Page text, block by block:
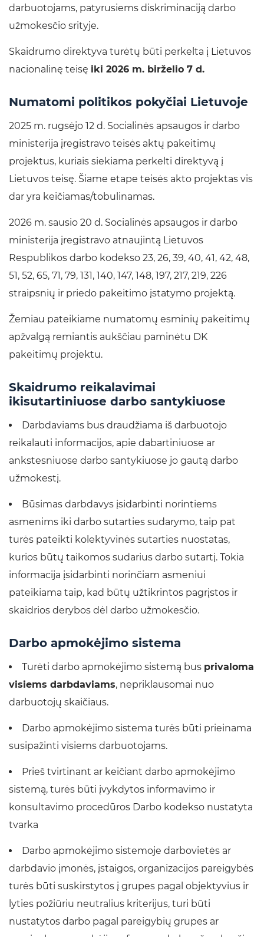
darbuotojams, patyrusiems diskriminaciją darbo
užmokesčio srityje.
Skaidrumo direktyva turėtų būti perkelta į Lietuvos
nacionalinę teisę iki 2026 m. birželio 7 d.
Numatomi politikos pokyčiai Lietuvoje
2025 m. rugsėjo 12 d. Socialinės apsaugos ir darbo
ministerija įregistravo teisės aktų pakeitimų
projektus, kuriais siekiama perkelti direktyvą į
Lietuvos teisę. Šiame etape teisės akto projektas vis
dar yra keičiamas/tobulinamas.
2026 m. sausio 20 d. Socialinės apsaugos ir darbo
ministerija įregistravo atnaujintą Lietuvos
Respublikos darbo kodekso 23, 26, 39, 40, 41, 42, 48,
51, 52, 65, 71, 79, 131, 140, 147, 148, 197, 217, 219, 226
straipsnių ir priedo pakeitimo įstatymo projektą.
Žemiau pateikiame numatomų esminių pakeitimų
apžvalgą remiantis aukščiau paminėtu DK
pakeitimų projektu.
Skaidrumo reikalavimai
ikisutartiniuose darbo santykiuose
Darbdaviams bus draudžiama iš darbuotojo
reikalauti informacijos, apie dabartiniuose ar
ankstesniuose darbo santykiuose jo gautą darbo
užmokestį.
Būsimas darbdavys įsidarbinti norintiems
asmenims iki darbo sutarties sudarymo, taip pat
turės pateikti kolektyvinės sutarties nuostatas,
kurios būtų taikomos sudarius darbo sutartį. Tokia
informacija įsidarbinti norinčiam asmeniui
pateikiama taip, kad būtų užtikrintos pagrįstos ir
skaidrios derybos dėl darbo užmokesčio.
Darbo apmokėjimo sistema
Turėti darbo apmokėjimo sistemą bus privaloma
visiems darbdaviams, nepriklausomai nuo
darbuotojų skaičiaus.
Darbo apmokėjimo sistema turės būti prieinama
susipažinti visiems darbuotojams.
Prieš tvirtinant ar keičiant darbo apmokėjimo
sistemą, turės būti įvykdytos informavimo ir
konsultavimo procedūros Darbo kodekso nustatyta
tvarka
Darbo apmokėjimo sistemoje darbovietės ar
darbdavio įmonės, įstaigos, organizacijos pareigybės
turės būti suskirstytos į grupes pagal objektyvius ir
lyties požiūriu neutralius kriterijus, turi būti
nustatytos darbo pagal pareigybių grupes ar